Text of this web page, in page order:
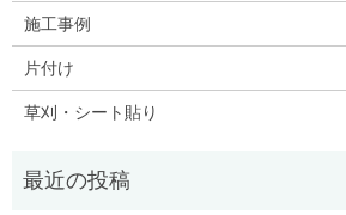
施工事例
片付け
草刈・シート貼り